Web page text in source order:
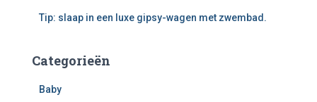
Tip: slaap in een luxe gipsy-wagen met zwembad.
Categorieën
Baby